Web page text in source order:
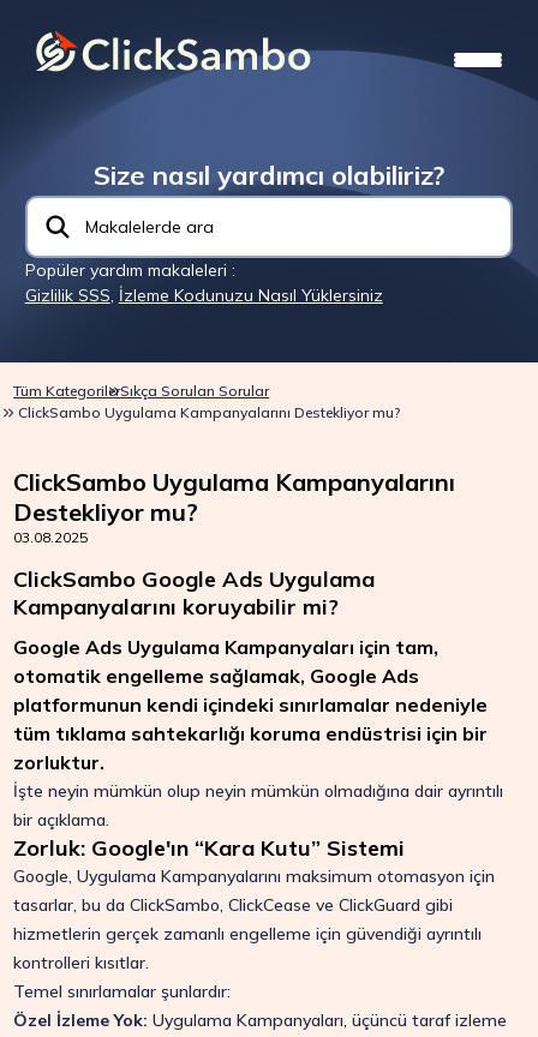
Size nasıl yardımcı olabiliriz?
Popüler yardım makaleleri :
Gizlilik SSS, İzleme Kodunuzu Nasıl Yüklersiniz
Tüm KategorilerSıkça Sorulan Sorular
ClickSambo Uygulama Kampanyalarını Destekliyor mu?
ClickSambo Uygulama Kampanyalarını
Destekliyor mu?
03.08.2025
ClickSambo Google Ads Uygulama
Kampanyalarını koruyabilir mi?
Google Ads Uygulama Kampanyaları için tam,
otomatik engelleme sağlamak, Google Ads
platformunun kendi içindeki sınırlamalar nedeniyle
tüm tıklama sahtekarlığı koruma endüstrisi için bir
zorluktur.
İşte neyin mümkün olup neyin mümkün olmadığına dair ayrıntılı
bir açıklama.
Zorluk: Google'ın “Kara Kutu” Sistemi
Google, Uygulama Kampanyalarını maksimum otomasyon için
tasarlar, bu da ClickSambo, ClickCease ve ClickGuard gibi
hizmetlerin gerçek zamanlı engelleme için güvendiği ayrıntılı
kontrolleri kısıtlar.
Temel sınırlamalar şunlardır:
Özel İzleme Yok:Uygulama Kampanyaları, üçüncü taraf izleme